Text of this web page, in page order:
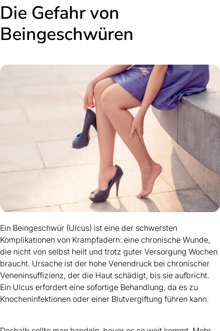
Die Gefahr von
Beingeschwüren
Ein Beingeschwür (Ulcus) ist eine der schwersten
Komplikationen von Krampfadern: eine chronische Wunde,
die nicht von selbst heilt und trotz guter Versorgung Wochen
braucht. Ursache ist der hohe Venendruck bei chronischer
Veneninsuffizienz, der die Haut schädigt, bis sie aufbricht.
Ein Ulcus erfordert eine sofortige Behandlung, da es zu
Knocheninfektionen oder einer Blutvergiftung führen kann.